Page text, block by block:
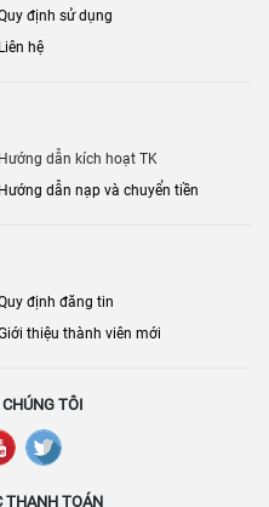
định sử dụng
Liên hệ
Hướng dẫn kích hoạt TK
Hướng dẫn nạp và chuyển tiền
định đăng tin
thiệu thành viên mới
TÔI
THANH TOÁN